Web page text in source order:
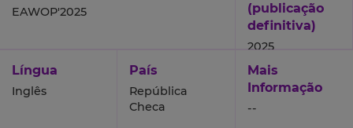
EAWOP'2025
(publicação
definitiva)
2025
Língua
Inglês
País
República
Checa
Mais
Informação
--